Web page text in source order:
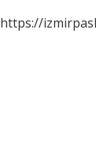
https://